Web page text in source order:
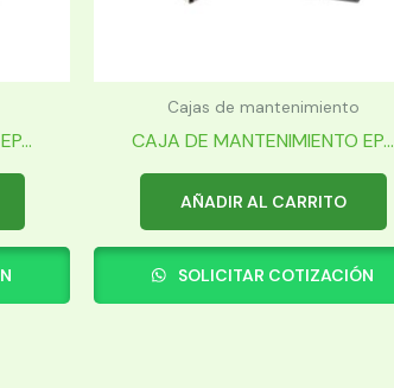
Cajas de mantenimiento
CAJA DE MANTENIMIENTO EP...
AÑADIR AL CARRITO
SOLICITAR COTIZACIÓN